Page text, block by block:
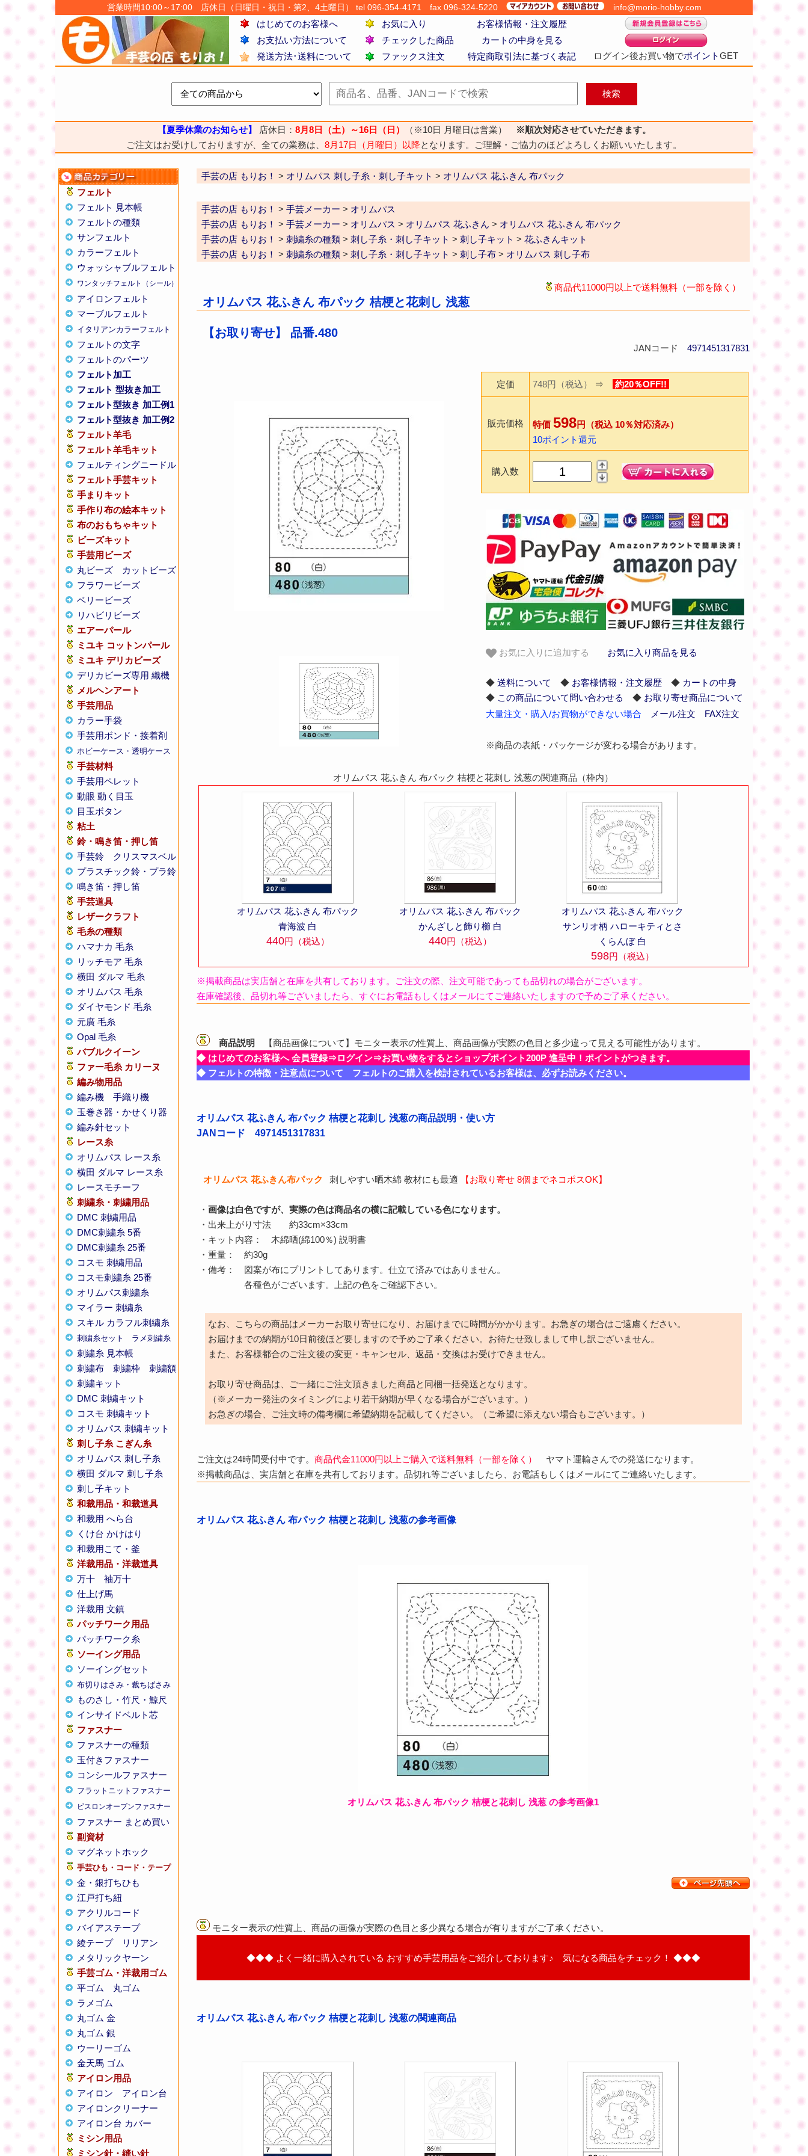
営業時間10:00～17:00 店休日（日曜日・祝日・第2、4土曜日） tel 096-354-4171 fax 096-324-5220 info@morio-hobby.com
はじめてのお客様へ お気に入り お客様情報・注文履歴
ログイン後お買い物でポイントGET
お支払い方法について チェックした商品
カートの中身を見る
発送方法･送料について
ファックス注文 特定商取引法に基づく表記
【夏季休業のお知らせ】 店休日： 8月8日（土）～16日（日） （※10日 月曜日は営業）
※順次対応させていただきます。
ご注文はお受けしておりますが、全ての業務は、 8月17日（月曜日）以降となります。ご理解・ご協力のほどよろしくお願いいたします。
フェルト
フェルト 見本帳
フェルトの種類
サンフェルト
カラーフェルト
ウォッシャブルフェルト
ワンタッチフェルト（シール）
アイロンフェルト
マーブルフェルト
イタリアンカラーフェルト
フェルトの文字
フェルトのパーツ
フェルト加工
フェルト 型抜き加工
フェルト型抜き 加工例1
フェルト型抜き 加工例2
フェルト羊毛
フェルト羊毛キット
フェルティングニードル
フェルト手芸キット
手まりキット
手作り布の絵本キット
布のおもちゃキット
ビーズキット
手芸用ビーズ
丸ビーズ
カットビーズ
フラワービーズ
ベリービーズ
リハビリビーズ
エアーパール
ミユキ コットンパール
ミユキ デリカビーズ
デリカビーズ専用 織機
メルヘンアート
手芸用品
カラー手袋
手芸用ボンド・接着剤
ホビーケース・透明ケース
手芸材料
手芸用ペレット
動眼 動く目玉
目玉ボタン
粘土
鈴・鳴き笛・押し笛
手芸鈴
クリスマスベル
プラスチック鈴・プラ鈴
鳴き笛・押し笛
手芸道具
レザークラフト
毛糸の種類
ハマナカ 毛糸
リッチモア 毛糸
横田 ダルマ 毛糸
オリムパス 毛糸
ダイヤモンド 毛糸
元廣 毛糸
Opal 毛糸
バブルクイーン
ファー毛糸 カリーヌ
編み物用品
編み機
手織り機
玉巻き器・かせくり器
編み針セット
レース糸
オリムパス レース糸
横田 ダルマ レース糸
レースモチーフ
刺繍糸・刺繍用品
DMC 刺繍用品
DMC刺繍糸 5番
DMC刺繍糸 25番
コスモ 刺繍用品
コスモ刺繍糸 25番
オリムパス刺繍糸
マイラー 刺繍糸
スキル カラフル刺繍糸
刺繍糸セット ラメ刺繍糸
刺繍糸 見本帳
刺繍布
刺繍枠
刺繍額
刺繍キット
DMC 刺繍キット
コスモ 刺繍キット
オリムパス 刺繍キット
刺し子糸 こぎん糸
オリムパス 刺し子糸
横田 ダルマ 刺し子糸
刺し子キット
和裁用品・和裁道具
和裁用 へら台
くけ台 かけはり
和裁用こて・釜
洋裁用品・洋裁道具
万十
袖万十
仕上げ馬
洋裁用 文鎮
パッチワーク用品
パッチワーク糸
ソーイング用品
ソーイングセット
布切りはさみ・裁ちばさみ
ものさし・竹尺・鯨尺
インサイドベルト芯
ファスナー
ファスナーの種類
玉付きファスナー
コンシールファスナー
フラットニットファスナー
ビスロンオープンファスナー
ファスナー まとめ買い
副資材
マグネットホック
手芸ひも・コード・テープ
金・銀打ちひも
江戸打ち紐
アクリルコード
バイアステープ
綾テープ
リリアン
メタリックヤーン
手芸ゴム・洋裁用ゴム
平ゴム
丸ゴム
ラメゴム
丸ゴム 金
丸ゴム 銀
ウーリーゴム
金天馬 ゴム
アイロン用品
アイロン
アイロン台
アイロンクリーナー
アイロン台 カバー
ミシン用品
ミシン針・縫い針
手芸の店 もりお！ > オリムパス 刺し子糸・刺し子キット > オリムパス 花ふきん 布パック
手芸の店 もりお！ > 手芸メーカー > オリムパス
手芸の店 もりお！ > 手芸メーカー > オリムパス > オリムパス 花ふきん > オリムパス 花ふきん 布パック
手芸の店 もりお！ > 刺繍糸の種類 > 刺し子糸・刺し子キット > 刺し子キット > 花ふきんキット
手芸の店 もりお！ > 刺繍糸の種類 > 刺し子糸・刺し子キット > 刺し子布 > オリムパス 刺し子布
商品代11000円以上で送料無料（一部を除く）
オリムパス 花ふきん 布パック 桔梗と花刺し 浅葱
【お取り寄せ】 品番.480
JANコード 4971451317831
定価 748円（税込） ⇒ 約20％OFF!!
販売価格 特価 598円（税込 10％対応済み）
10ポイント還元
購入数
お気に入りに追加する お気に入り商品を見る
◆ 送料について ◆ お客様情報・注文履歴◆ カートの中身
◆ この商品について問い合わせる ◆ お取り寄せ商品について
大量注文・購入/お買物ができない場合
メール注文 FAX注文
※商品の表紙・パッケージが変わる場合があります。
オリムパス 花ふきん 布パック 桔梗と花刺し 浅葱の関連商品（枠内）
オリムパス 花ふきん 布パック
青海波 白
440円（税込）
オリムパス 花ふきん 布パック
かんざしと飾り櫛 白
440円（税込）
オリムパス 花ふきん 布パック
サンリオ柄 ハローキティとさ
くらんぼ 白
598円（税込）
※掲載商品は実店舗と在庫を共有しております。ご注文の際、注文可能であっても品切れの場合がございます。
在庫確認後、品切れ等ございましたら、すぐにお電話もしくはメールにてご連絡いたしますので予めご了承ください。
商品説明
【商品画像について】モニター表示の性質上、商品画像が実際の色目と多少違って見える可能性があります。
◆ はじめてのお客様へ 会員登録⇒ログイン⇒お買い物をするとショップポイント200P 進呈中！ポイントがつきます。
◆ フェルトの特徴・注意点について フェルトのご購入を検討されているお客様は、必ずお読みください。
オリムパス 花ふきん 布パック 桔梗と花刺し 浅葱の商品説明・使い方
JANコード 4971451317831
オリムパス 花ふきん布パック 刺しやすい晒木綿 教材にも最適 【お取り寄せ 8個までネコポスOK】
・ 画像は白色ですが、実際の色は商品名の横に記載している色になります。
・出来上がり寸法 約33cm×33cm
・キット内容： 木綿晒(綿100％) 説明書
・重量： 約30g
・備考： 図案が布にプリントしてあります。仕立て済みではありません。
各種色がございます。上記の色をご確認下さい。
なお、こちらの商品はメーカーお取り寄せになり、お届けまでに時間がかかります。お急ぎの場合はご遠慮ください。
お届けまでの納期が10日前後ほど要しますので予めご了承ください。お待たせ致しまして申し訳ございません。
また、お客様都合のご注文後の変更・キャンセル、返品・交換はお受けできません。
お取り寄せ商品は、ご一緒にご注文頂きました商品と同梱一括発送となります。
（※メーカー発注のタイミングにより若干納期が早くなる場合がございます。）
お急ぎの場合、ご注文時の備考欄に希望納期を記載してください。（ご希望に添えない場合もございます。）
ご注文は24時間受付中です。 商品代金11000円以上ご購入で送料無料（一部を除く）
ヤマト運輸さんでの発送になります。
※掲載商品は、実店舗と在庫を共有しております。品切れ等ございましたら、お電話もしくはメールにてご連絡いたします。
オリムパス 花ふきん 布パック 桔梗と花刺し 浅葱の参考画像
オリムパス 花ふきん 布パック 桔梗と花刺し 浅葱 の参考画像1
モニター表示の性質上、商品の画像が実際の色目と多少異なる場合が有りますがご了承ください。
◆◆◆ よく一緒に購入されている おすすめ手芸用品をご紹介しております♪ 気になる商品をチェック！ ◆◆◆
オリムパス 花ふきん 布パック 桔梗と花刺し 浅葱の関連商品